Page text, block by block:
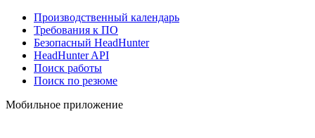
Производственный календарь
Требования к ПО
Безопасный HeadHunter
HeadHunter API
Поиск работы
Поиск по резюме
Мобильное приложение